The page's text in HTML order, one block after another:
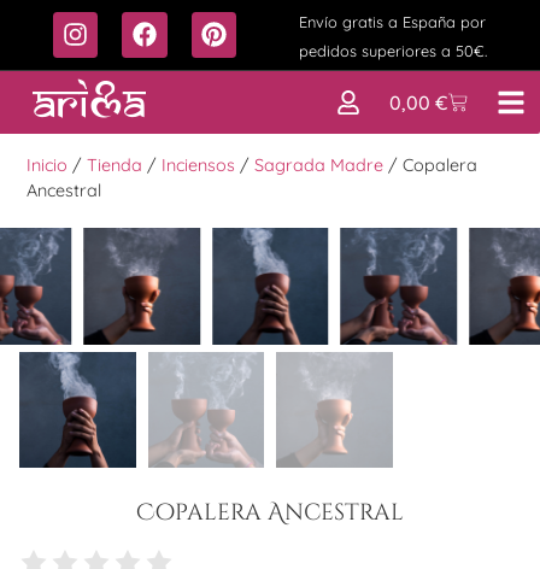
Envío gratis a España por
pedidos superiores a 50€.
0,00 €
Inicio /Tienda / Inciensos /Sagrada Madre /Copalera
Ancestral
Copalera Ancestral